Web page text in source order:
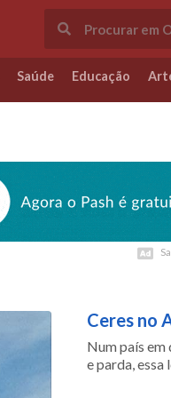
Saúde Educação
Ceres no
Num país em
e parda, essa